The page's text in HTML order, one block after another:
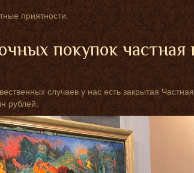
приятности.
покупок частная
случаев у нас есть закрытая
рублей.